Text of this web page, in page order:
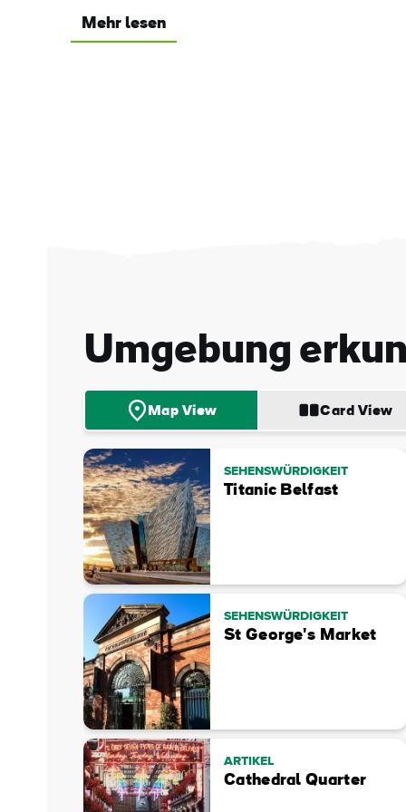
Mehr lesen
E-
Umgebung
Map View Card View
SEHENSWÜRDIGKEIT
Titanic Belfast
SEHENSWÜRDIGKEIT
St George's Market
ARTIKEL
Cathedral Quarter